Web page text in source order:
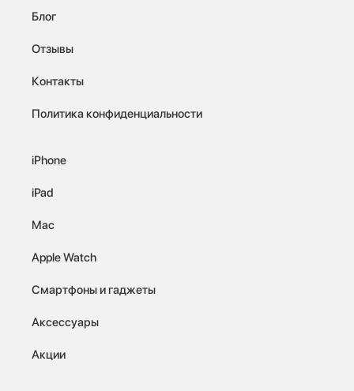
Блог
Отзывы
Контакты
Политика конфиденциальности
iPhone
iPad
Mac
Apple Watch
Смартфоны и гаджеты
Аксессуары
Акции